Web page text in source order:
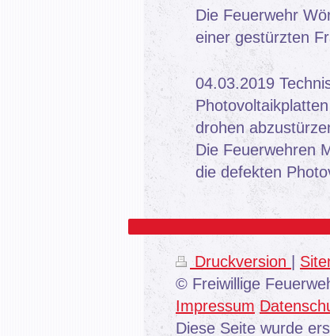
Die Feuerwehr
einer gestürzten
04.03.2019
drohen
Die Feuerwehren
die defekten
Druckversion
© Freiwillige
Impressum
Diese Seite wurde